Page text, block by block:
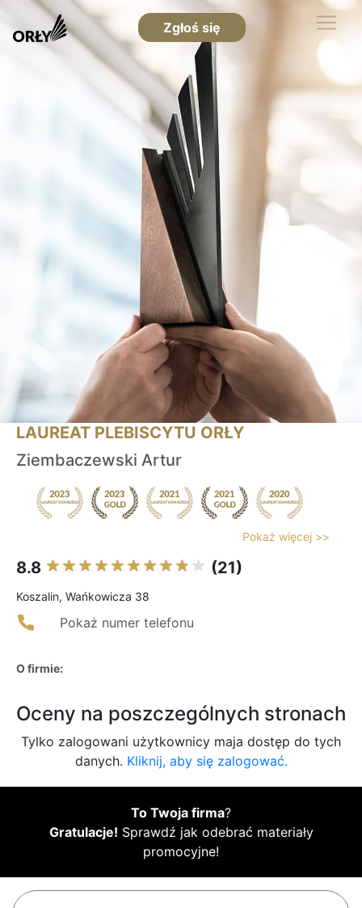
Zgłoś się
LAUREAT PLEBISCYTU ORŁY
Ziembaczewski Artur
Pokaż więcej >>
8.8 (21)
Koszalin, Wańkowicza 38
Pokaż numer telefonu
O firmie:
Oceny na poszczególnych stronach
Tylko zalogowani użytkownicy maja dostęp do tych
danych. Kliknij, aby się zalogować.
To Twoja firma?
Gratulacje! Sprawdź jak odebrać materiały
promocyjne!